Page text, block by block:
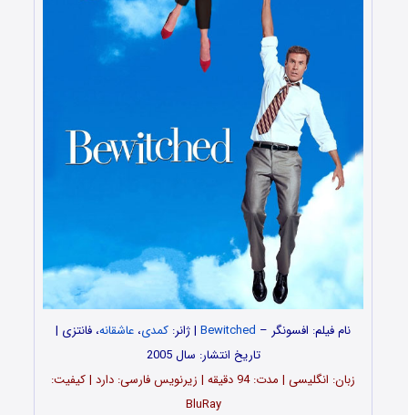
نام فیلم: افسونگر – Bewitched | ژانر: کمدی، عاشقانه، فانتزی |
تاریخ انتشار: سال 2005
زبان: انگلیسی | مدت: 94 دقیقه | زیرنویس فارسی: دارد | کیفیت:
BluRay